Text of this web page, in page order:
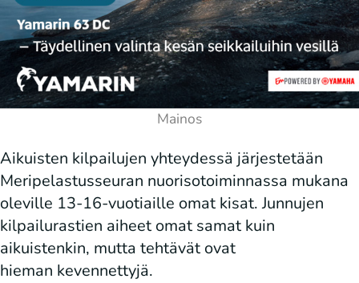
Aikuisten kilpailujen yhteydessä järjestetään
Meripelastusseuran nuorisotoiminnassa mukana
oleville 13-16-vuotiaille omat kisat. Junnujen
kilpailurastien aiheet omat samat kuin
aikuistenkin, mutta tehtävät ovat
hieman kevennettyjä.